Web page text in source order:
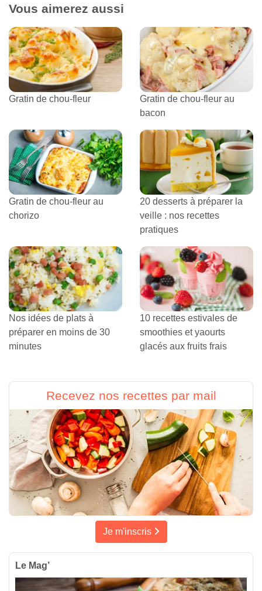
Vous aimerez aussi
Gratin de chou-fleur
Gratin de chou-fleur au
bacon
Gratin de chou-fleur au
chorizo
20 desserts à préparer la
veille : nos recettes
pratiques
Nos idées de plats à
préparer en moins de 30
minutes
10 recettes estivales de
smoothies et yaourts
glacés aux fruits frais
Recevez nos recettes par mail
Je m'inscris
Le Mag’